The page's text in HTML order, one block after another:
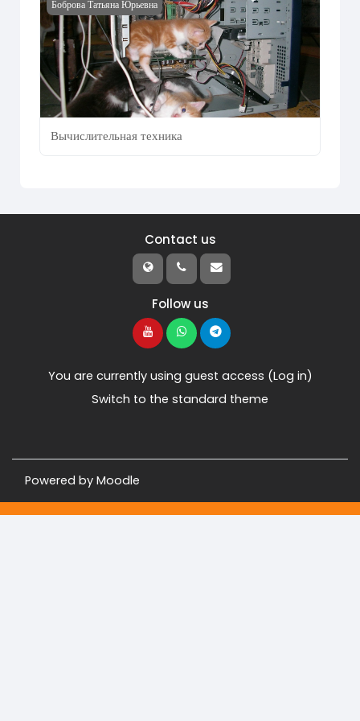
Боброва Татьяна Юрьевна
Вычислительная техника
Contact us
Follow us
You are currently using guest access (Log in)
Switch to the standard theme
Powered by Moodle